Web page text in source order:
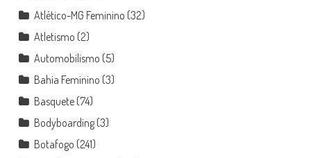
Atlético-MG Feminino (32)
Atletismo (2)
Automobilismo (5)
Bahia Feminino (3)
Basquete(74)
Bodyboarding(3)
Botafogo (241)